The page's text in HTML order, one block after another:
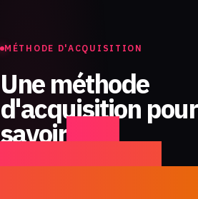
MÉTHODE D'ACQUISITION
Une méthode
d'acquisition pour
savoirquoi
optimiser, quoi